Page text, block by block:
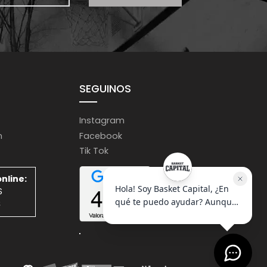
SEGUINOS
Instagram
Facebook
Tik Tok